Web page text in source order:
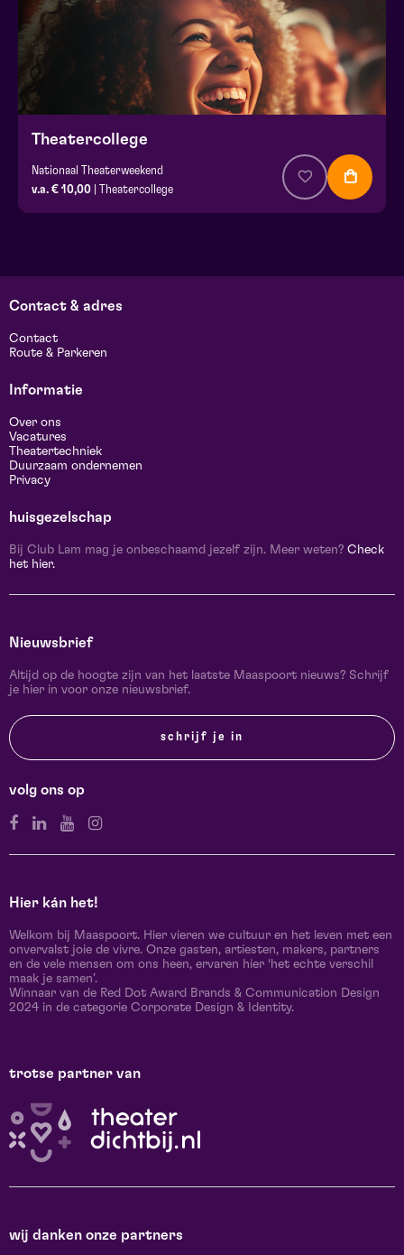
Theatercollege
Nationaal Theaterweekend
v.a. € 10,00 | Theatercollege
Contact & adres
Contact
Route & Parkeren
Informatie
Over ons
Vacatures
Theatertechniek
Duurzaam ondernemen
Privacy
huisgezelschap
Bij Club Lam mag je onbeschaamd jezelf zijn. Meer weten? Check
het hier.
Nieuwsbrief
Altijd op de hoogte zijn van het laatste Maaspoort nieuws? Schrijf
je hier in voor onze nieuwsbrief.
schrijf je in
volg ons op
Hier kán het!
Welkom bij Maaspoort. Hier vieren we cultuur en het leven met een
onvervalst joie de vivre. Onze gasten, artiesten, makers, partners
en de vele mensen om ons heen, ervaren hier ‘het echte verschil
maak je samen’.
Winnaar van de Red Dot Award Brands & Communication Design
2024 in de categorie Corporate Design & Identity.
trotse partner van
wij danken onze partners